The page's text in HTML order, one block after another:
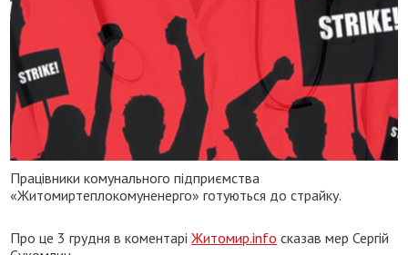
Працівники комунального підприємства
«Житомиртеплокомуненерго» готуються до страйку.
Про це 3 грудня в коментаріЖитомир.info сказав мер Сергій